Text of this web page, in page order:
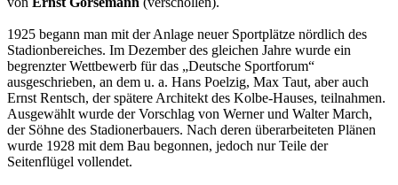
1925 begann man mit der Anlage neuer Sportplätze nördlich des
Stadionbereiches. Im Dezember des gleichen Jahre wurde ein
begrenzter Wettbewerb für das „Deutsche Sportforum“
ausgeschrieben, an dem u. a. Hans Poelzig, Max Taut, aber auch
Ernst Rentsch, der spätere Architekt des Kolbe-Hauses, teilnahmen.
Ausgewählt wurde der Vorschlag von Werner und Walter March,
der Söhne des Stadionerbauers. Nach deren überarbeiteten Plänen
wurde 1928 mit dem Bau begonnen, jedoch nur Teile der
Seitenflügel vollendet.